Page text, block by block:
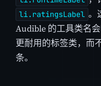
li.ratingsLabel 。
Audible 的工具类名
更耐用的标签类，而
条。